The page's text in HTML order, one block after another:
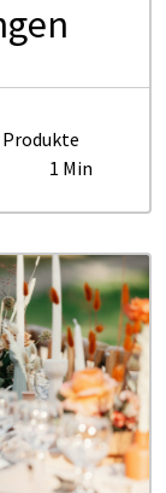
Produkte
1 Min